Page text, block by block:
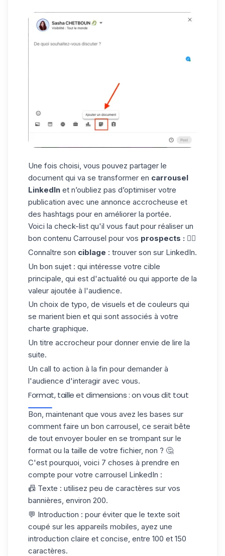
Une fois choisi, vous pouvez partager le
document qui va se transformer en carrousel
LinkedIn et n’oubliez pas d’optimiser votre
publication avec une annonce accrocheuse et
des hashtags pour en améliorer la portée.
Voici la check-list qu'il vous faut pour réaliser un
bon contenu Carrousel pour vos prospects : 👇🏼
Connaître son ciblage : trouver son sur LinkedIn.
Un bon sujet : qui intéresse votre cible
principale, qui est d'actualité ou qui apporte de la
valeur ajoutée à l'audience.
Un choix de typo, de visuels et de couleurs qui
se marient bien et qui sont associés à votre
charte graphique.
Un titre accrocheur pour donner envie de lire la
suite.
Un call to action à la fin pour demander à
l'audience d'interagir avec vous.
Format, taille et dimensions : on vous dit tout
Bon, maintenant que vous avez les bases sur
comment faire un bon carrousel, ce serait bête
de tout envoyer bouler en se trompant sur le
format ou la taille de votre fichier, non ? 🤔
C'est pourquoi, voici 7 choses à prendre en
compte pour votre carrousel LinkedIn :
📠 Texte : utilisez peu de caractères sur vos
bannières, environ 200.
💬 Introduction : pour éviter que le texte soit
coupé sur les appareils mobiles, ayez une
introduction claire et concise, entre 100 et 150
caractères.